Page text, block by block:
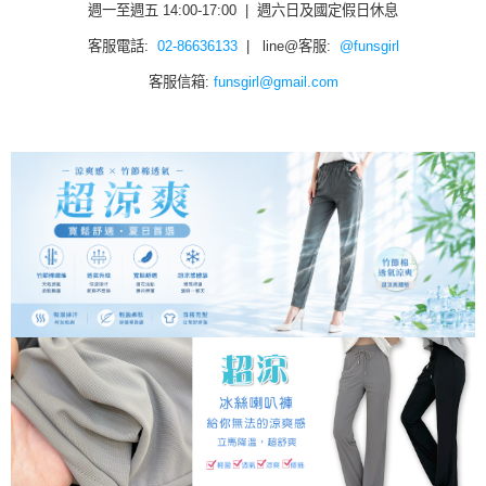
週一至週五 14:00-17:00 | 週六日及國定假日休息
客服電話: 02-86636133| line@客服: @funsgirl
客服信箱: funsgirl@gmail.com